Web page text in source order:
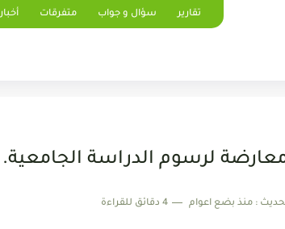
تقارير سؤال و جواب متفرقات أخبار
لرسوم الدراسة الجامعية.
: منذ بضع اعوام 4 دقائق للقراءة